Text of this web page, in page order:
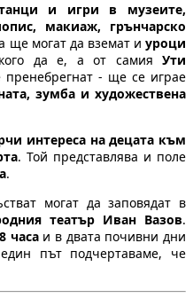
и игри в музеите,
макиаж, грънчарско
ще могат да вземат и уроци
да е, а от самия Ути
- ще се играе
зумба и художествена
интереса на децата към
. Той представлява и поле
.
могат да заповядат в
театър Иван Вазов.
часа и в двата почивни дни
път подчертаваме, че